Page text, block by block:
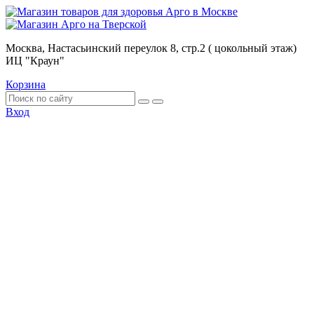
Москва, Настасьинский переулок 8, стр.2 ( цокольный этаж)
ИЦ "Краун"
Корзина
Вход